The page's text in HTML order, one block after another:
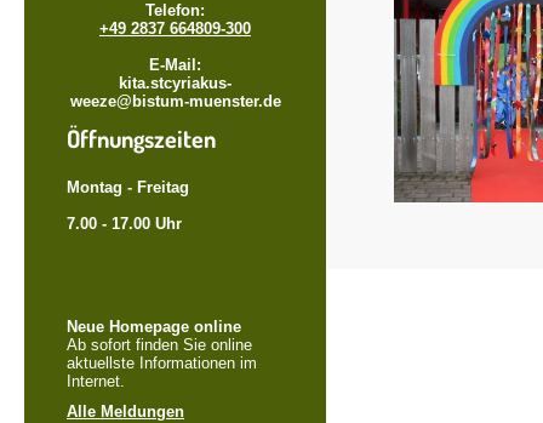
Telefon:
+49 2837 664809-300
E-Mail:
kita.stcyriakus-
weeze@bistum-muenster.de
Öffnungszeiten
Montag - Freitag
7.00 - 17.00 Uhr
Neue Homepage online
Ab sofort finden Sie online
aktuellste Informationen im
Internet.
Alle Meldungen